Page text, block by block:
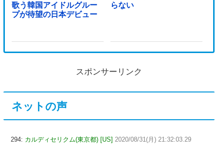
歌う韓国アイドルグルー
プが待望の日本デビュー
らない
スポンサーリンク
ネットの声
294: カルディセリクム(東京都) [US] 2020/08/31(月) 21:32:03.29